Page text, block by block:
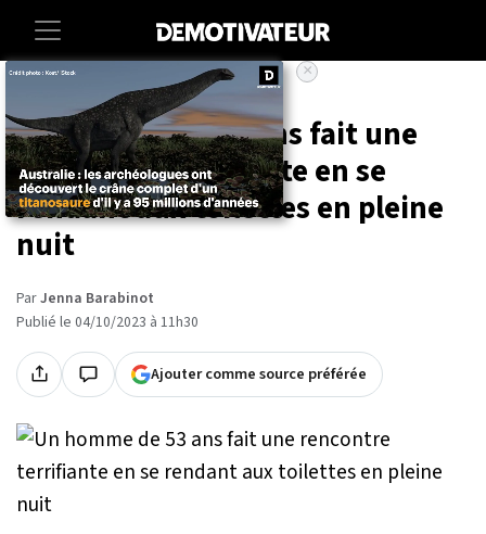
Societe Animaux
Un homme de 53 ans fait une
rencontre terrifiante en se
rendant aux toilettes en pleine
nuit
ParJenna Barabinot
Publié le 04/10/2023 à 11h30
Ajouter comme source préférée
×